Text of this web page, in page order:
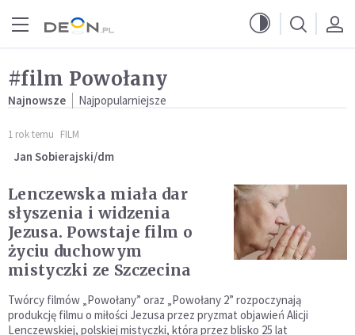
#film Powołany
Najnowsze Najpopularniejsze
1 rok temu FILM
Jan Sobierajski/dm
Lenczewska miała dar
słyszenia i widzenia
Jezusa. Powstaje film o
życiu duchowym
mistyczki ze Szczecina
Twórcy filmów „Powołany” oraz „Powołany 2” rozpoczynają
produkcję filmu o miłości Jezusa przez pryzmat objawień Alicji
Lenczewskiej, polskiej mistyczki, która przez blisko 25 lat